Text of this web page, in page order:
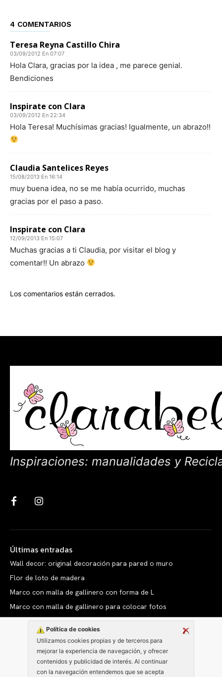
Política de cookies
Utilizamos cookies propias y de terceros para
mejorar la experiencia de navegación, y ofrecer
contenidos y publicidad de interés. Al continuar
con la navegación entendemos que se acepta
4 COMENTARIOS
Teresa Reyna Castillo Chira
03/09/2012 En 07:07
Hola Clara, gracias por la idea , me parece genial.
Bendiciones
Inspirate con Clara
03/09/2012 En 22:34
Hola Teresa! Muchísimas gracias! Igualmente, un abrazo!!
Claudia Santelices Reyes
15/08/2013 En 16:14
muy buena idea, no se me había ocurrido, muchas
gracias por el paso a paso.
Inspirate con Clara
12/09/2013 En 15:07
Muchas gracias a ti Claudia, por visitar el blog y
comentar!! Un abrazo
Los comentarios están cerrados.
Inspiraciones: manualidades y
Últimas entradas
Wall decor: original decoración para pared o muro
Flor de loto de madera
Marco con malla de gallinero con forma de L
Marco con malla de gallinero para colocar fotos
Copyright © clarabelen.com